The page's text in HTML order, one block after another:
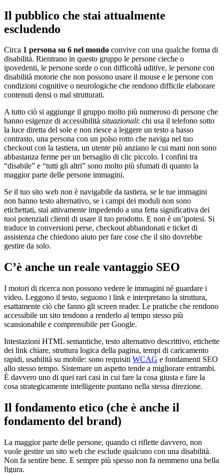
Il pubblico che stai attualmente
escludendo
Circa 1 persona su 6 nel mondo convive con una qualche forma di
disabilità. Rientrano in questo gruppo le persone cieche o
ipovedenti, le persone sorde o con difficoltà uditive, le persone con
disabilità motorie che non possono usare il mouse e le persone con
condizioni cognitive o neurologiche che rendono difficile elaborare
contenuti densi o mal strutturati.
A tutto ciò si aggiunge il gruppo molto più numeroso di persone che
hanno esigenze di accessibilità situazionali: chi usa il telefono sotto
la luce diretta del sole e non riesce a leggere un testo a basso
contrasto, una persona con un polso rotto che naviga nel tuo
checkout con la tastiera, un utente più anziano le cui mani non sono
abbastanza ferme per un bersaglio di clic piccolo. I confini tra
“disabile” e “tutti gli altri” sono molto più sfumati di quanto la
maggior parte delle persone immagini.
Se il tuo sito web non è navigabile da tastiera, se le tue immagini
non hanno testo alternativo, se i campi dei moduli non sono
etichettati, stai attivamente impedendo a una fetta significativa dei
tuoi potenziali clienti di usare il tuo prodotto. E non è un’ipotesi. Si
traduce in conversioni perse, checkout abbandonati e ticket di
assistenza che chiedono aiuto per fare cose che il sito dovrebbe
gestire da solo.
C’è anche un reale vantaggio SEO
I motori di ricerca non possono vedere le immagini né guardare i
video. Leggono il testo, seguono i link e interpretano la struttura,
esattamente ciò che fanno gli screen reader. Le pratiche che rendono
accessibile un sito tendono a renderlo al tempo stesso più
scansionabile e comprensibile per Google.
Intestazioni HTML semantiche, testo alternativo descrittivo, etichette
dei link chiare, struttura logica della pagina, tempi di caricamento
rapidi, usabilità su mobile: sono requisiti WCAG e fondamenti SEO
allo stesso tempo. Sistemare un aspetto tende a migliorare entrambi.
È davvero uno di quei rari casi in cui fare la cosa giusta e fare la
cosa strategicamente intelligente puntano nella stessa direzione.
Il fondamento etico (che è anche il
fondamento del brand)
La maggior parte delle persone, quando ci riflette davvero, non
vuole gestire un sito web che esclude qualcuno con una disabilità.
Non fa sentire bene. E sempre più spesso non fa nemmeno una bella
figura.